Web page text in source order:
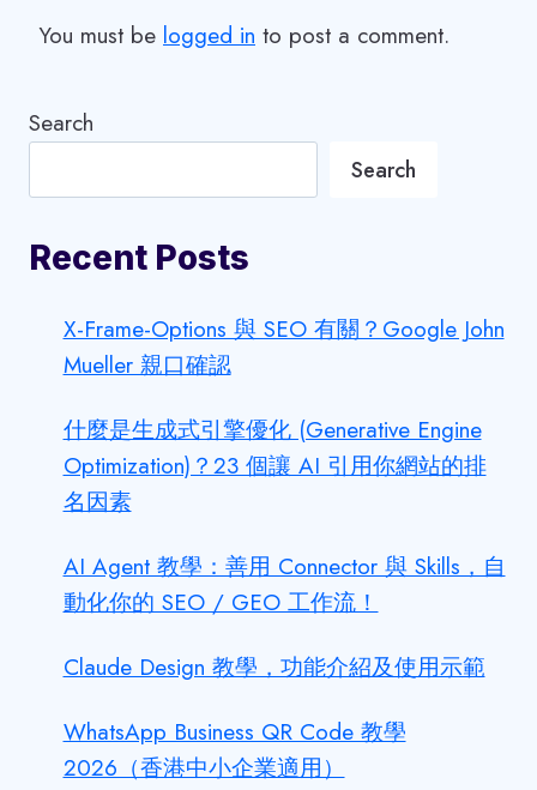
You must be logged in to post a comment.
Search
Search
Recent Posts
X-Frame-Options 與 SEO 有關？Google John
Mueller 親口確認
什麼是生成式引擎優化 (Generative Engine
Optimization)？23 個讓 AI 引用你網站的排
名因素
AI Agent 教學：善用 Connector 與 Skills，自
動化你的 SEO / GEO 工作流！
Claude Design 教學，功能介紹及使用示範
WhatsApp Business QR Code 教學
2026（香港中小企業適用）